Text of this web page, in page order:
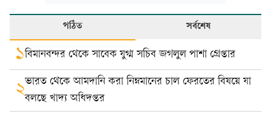
পঠিত সর্বশেষ
১বিমানবন্দর থেকে সাবেক যুগ্ম সচিব জগলুল পাশা গ্রেপ্তার
২ভারত থেকে আমদানি করা নিম্নমানের চাল ফেরতের বিষয়ে যা
বলছে খাদ্য অধিদপ্তর